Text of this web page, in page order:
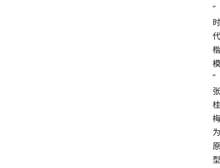
“
时
代
楷
模
”
张
桂
梅
为
原
型